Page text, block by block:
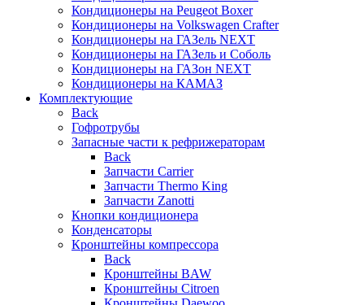
Кондиционеры на Peugeot Boxer
Кондиционеры на Volkswagen Crafter
Кондиционеры на ГАЗель NEXT
Кондиционеры на ГАЗель и Соболь
Кондиционеры на ГАЗон NEXT
Кондиционеры на КАМАЗ
Комплектующие
Back
Гофротрубы
Запасные части к рефрижераторам
Back
Запчасти Carrier
Запчасти Thermo King
Запчасти Zanotti
Кнопки кондиционера
Конденсаторы
Кронштейны компрессора
Back
Кронштейны BAW
Кронштейны Citroen